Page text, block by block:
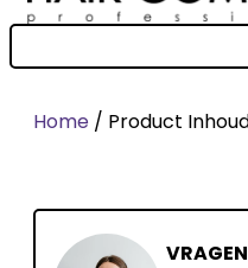
Home / Product